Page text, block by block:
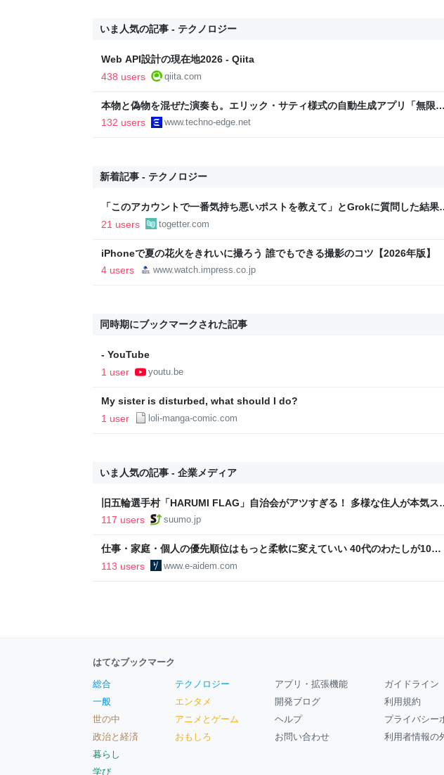
いま人気の記事 - テクノロジー
Web API設計の現在地2026 - Qiita
438 users
qiita.com
本物と偽物を混ぜた演奏も。エリック・サティ様式の自動生成アプリ「無限サ
ティ機関」をClaude Codeで作って公開した（CloseBox） | テクノエッジ
TechnoEdge
132 users www.techno-edge.net
新着記事 - テクノロジー
「このアカウントで一番気持ち悪いポストを教えて」とGrokに質問した結果
正論で盛大なカウンターを食らった話→「返事がヤバい」「AIの反乱か？」
21 users togetter.com
iPhoneで夏の花火をきれいに撮ろう 誰でもできる撮影のコツ【2026年版】
4 users
www.watch.impress.co.jp
同時期にブックマークされた記事
- YouTube
1 user
youtu.be
My sister is disturbed, what should I do?
1 user
loli-manga-comic.com
いま人気の記事 - 企業メディア
旧五輪選手村「HARUMI FLAG」自治会がアツすぎる！ 多様な住人が本気ス
ルで挑む、盆踊り2万人集客や交通改善など“街の価値向上”戦略 東京・中央
117 users suumo.jp
仕事・家庭・個人の優先順位はもっと柔軟に変えていい 40代のわたしが10年
後の自分に伝えたいこと - りっすん by イーアイデム
113 users www.e-aidem.com
はてなブックマーク
総合
一般
世の中
政治と経済
暮らし
学び
テクノロジー
エンタメ
アニメとゲーム
おもしろ
アプリ・拡張機能
開発ブログ
ヘルプ
お問い合わせ
ガイドライン
利用規約
プライバシー
利用者情報の